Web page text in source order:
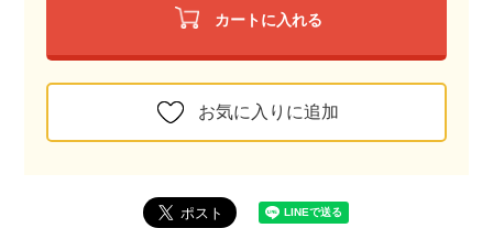
カートに入れる
お気に入りに追加